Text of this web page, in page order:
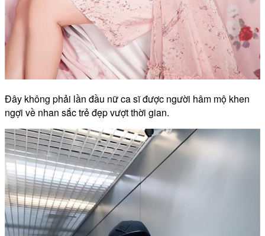
Đây không phải lần đầu nữ ca sĩ được người hâm mộ khen
ngợi về nhan sắc trẻ đẹp vượt thời gian.